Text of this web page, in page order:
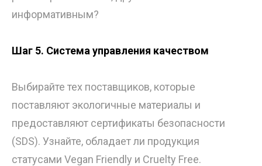
информативным?
Шаг 5. Система управления качеством
Выбирайте тех поставщиков, которые
поставляют экологичные материалы и
предоставляют сертификаты безопасности
(SDS). Узнайте, обладает ли продукция
статусами Vegan Friendly и Cruelty Free.